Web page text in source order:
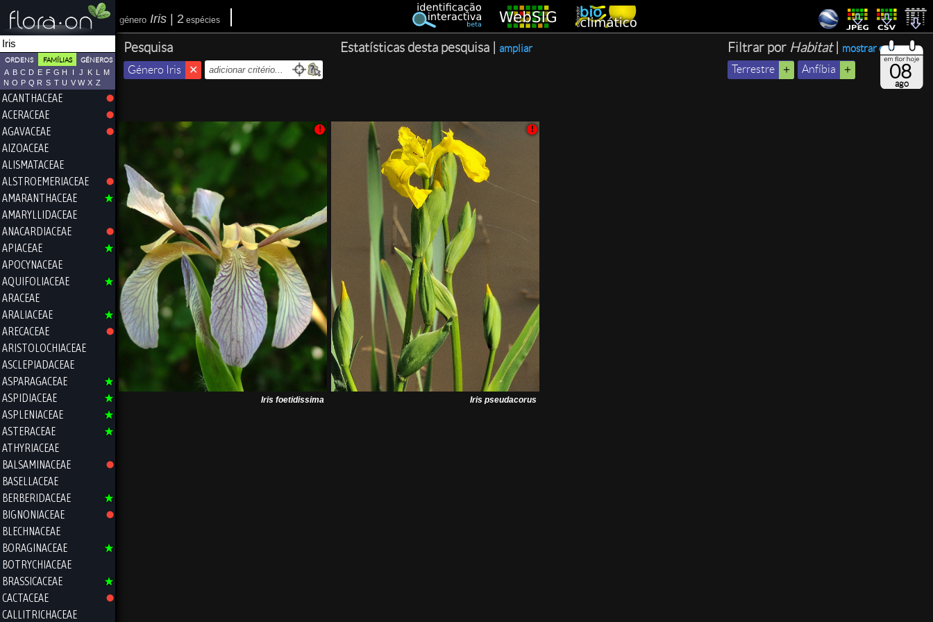
ORDENS FAMÍLIAS GÉNEROS
A B C D E F G H I J K L
M
N O P Q R S T U V W X Z
ACANTHACEAE
ACERACEAE
AGAVACEAE
AIZOACEAE
ALISMATACEAE
ALSTROEMERIACEAE
AMARANTHACEAE
AMARYLLIDACEAE
ANACARDIACEAE
APIACEAE
APOCYNACEAE
AQUIFOLIACEAE
ARACEAE
ARALIACEAE
ARECACEAE
ARISTOLOCHIACEAE
ASCLEPIADACEAE
ASPARAGACEAE
ASPIDIACEAE
ASPLENIACEAE
ASTERACEAE
ATHYRIACEAE
BALSAMINACEAE
BASELLACEAE
BERBERIDACEAE
BIGNONIACEAE
BLECHNACEAE
BORAGINACEAE
BOTRYCHIACEAE
BRASSICACEAE
CACTACEAE
CALLITRICHACEAE
género Iris | 2 espécies
Pesquisa
Género Iris
Estatísticas desta pesquisa | ampliar Filtrar por Habitat|
mostrar outro
Terrestre
Anfíbia 08
ago
Iris foetidissima
!
Iris pseudacorus
!